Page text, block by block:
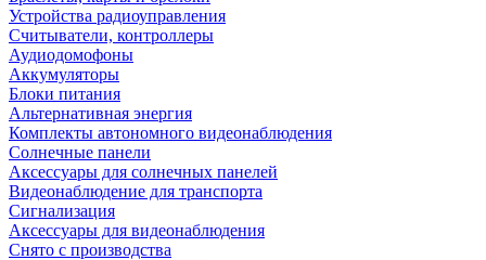
Устройства радиоуправления
Считыватели, контроллеры
Аудиодомофоны
Аккумуляторы
Блоки питания
Альтернативная энергия
Комплекты автономного видеонаблюдения
Солнечные панели
Аксессуары для солнечных панелей
Видеонаблюдение для транспорта
Сигнализация
Аксессуары для видеонаблюдения
Снято с производства